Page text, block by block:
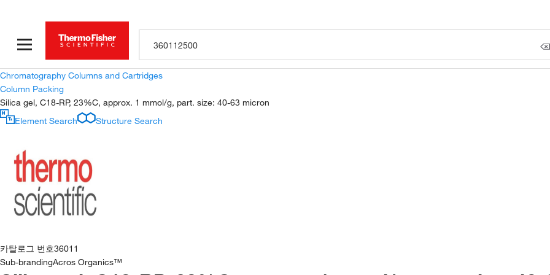
Chromatography Columns and Cartridges
Column Packing
Silica gel, C18-RP, 23%C, approx. 1 mmol/g, part. size: 40-63 micron
Element Search
Structure Search
카탈로그 번호36011
Sub-brandingAcros Organics™